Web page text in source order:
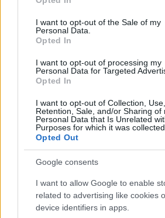
use your data for below specified
consent section.
I want to opt-out of the Sale of my
Personal Data.
Opted In
I want to opt-out of processing my
Personal Data for Targeted
Opted In
I want to opt-out of Collection, Use,
Retention, Sale, and/or Sharing of
Personal Data that Is Unrelated
Purposes for which it was collected.
Opted Out
Google consents
I want to allow Google to enable
related to advertising like cookies
device identifiers in apps.
marketingügynöksége 2027-től
A német Grabarz & Partner és United Digital
marketingfeladatait veszi át az ügynökség
ÜGYNÖKSÉG | 2026. AUGUSZTUS 06.